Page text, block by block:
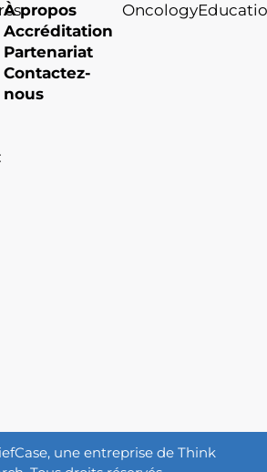
À propos
Accréditation
Partenariat
Contactez-
nous
une entreprise de Think